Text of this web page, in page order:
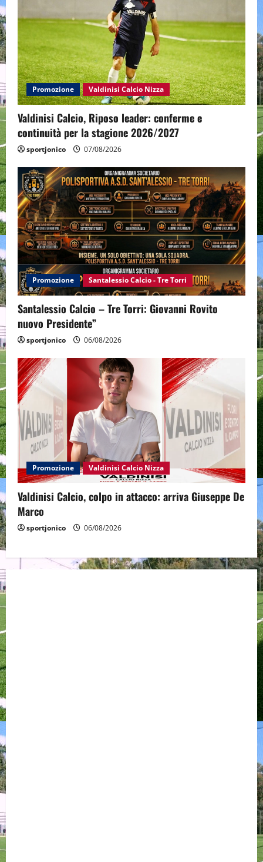
Promozione Valdinisi Calcio Nizza
Valdinisi Calcio, Riposo leader: conferme e
continuità per la stagione 2026/2027
sportjonico 07/08/2026
Promozione Santalessio Calcio - Tre Torri
Santalessio Calcio – Tre Torri: Giovanni Rovito
nuovo Presidente”
sportjonico 06/08/2026
Promozione Valdinisi Calcio Nizza
Valdinisi Calcio, colpo in attacco: arriva Giuseppe De
Marco
sportjonico 06/08/2026